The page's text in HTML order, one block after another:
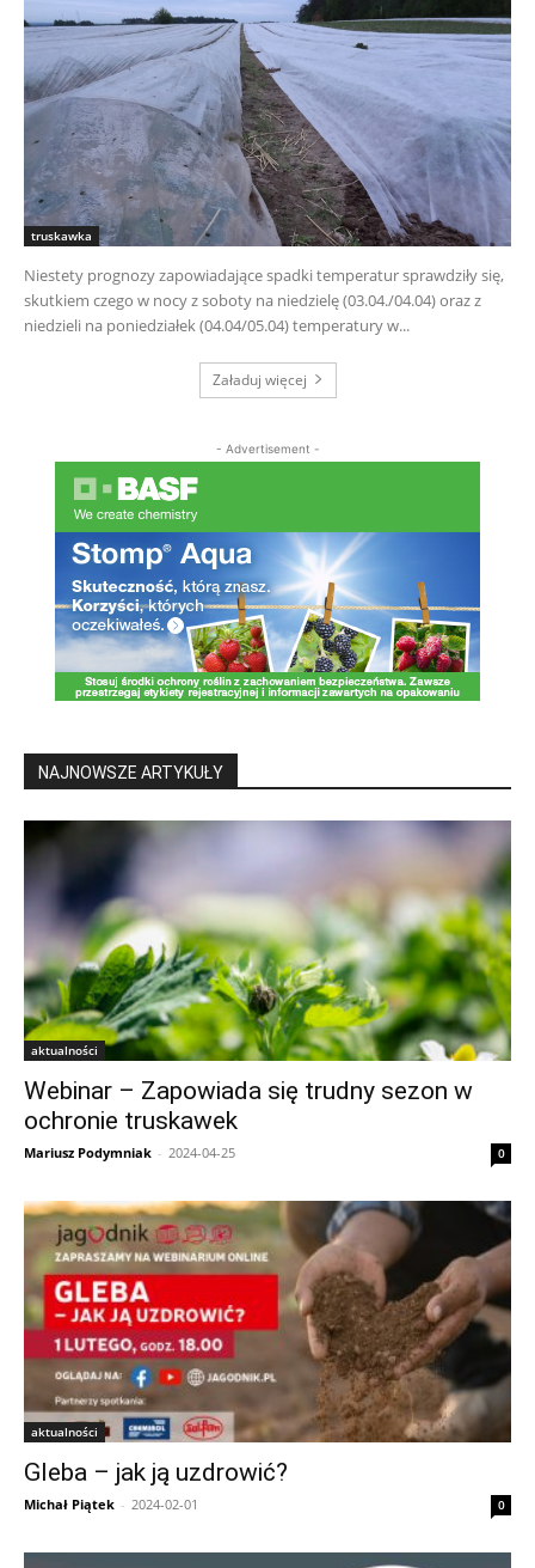
truskawka
Niestety prognozy zapowiadające spadki temperatur sprawdziły się,
skutkiem czego w nocy z soboty na niedzielę (03.04./04.04) oraz z
niedzieli na poniedziałek (04.04/05.04) temperatury w...
Załaduj więcej
- Advertisement -
NAJNOWSZE ARTYKUŁY
aktualności
Webinar – Zapowiada się trudny sezon w
ochronie truskawek
Mariusz Podymniak - 2024-04-25 0
aktualności
Gleba – jak ją uzdrowić?
Michał Piątek - 2024-02-01 0